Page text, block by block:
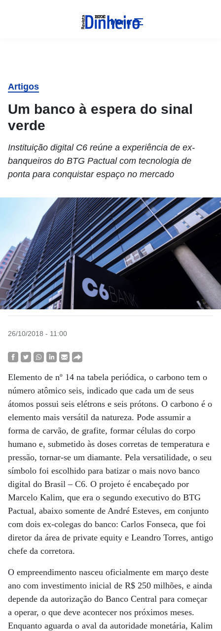
Menu
Artigos
Um banco à espera do sinal
verde
Instituição digital C6 reúne a experiência de ex-
banqueiros do BTG Pactual com tecnologia de
ponta para conquistar espaço no mercado
26/10/2018 - 11:00
Elemento de nº 14 na tabela periódica, o carbono tem o
número atômico seis, indicado que cada um de seus
átomos possui seis elétrons e seis prótons. O carbono é o
elemento mais versátil da natureza. Pode assumir a
forma de carvão, de grafite, formar células do corpo
humano e, submetido às doses corretas de temperatura e
pressão, tornar-se um diamante. Pela versatilidade, o seu
símbolo foi escolhido para batizar o mais novo banco
digital do Brasil – C6. O projeto é encabeçado por
Marcelo Kalim, que era o segundo executivo do BTG
Pactual, abaixo somente de André Esteves, em conjunto
com dois ex-colegas do banco: Carlos Fonseca, que foi
diretor da área de private equity e Leandro Torres, antigo
chefe da corretora.
O empreendimento nasceu oficialmente em março deste
ano com investimento inicial de R$ 250 milhões, e ainda
depende da autorização do Banco Central para começar
a operar, o que deve acontecer nos próximos meses.
Enquanto aguarda o aval da autoridade monetária, Kalim